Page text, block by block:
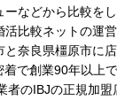
ーなどから比較を
活比較ネットの運
と奈良県橿原市に
着で創業90年以上
者のIBJの正規加